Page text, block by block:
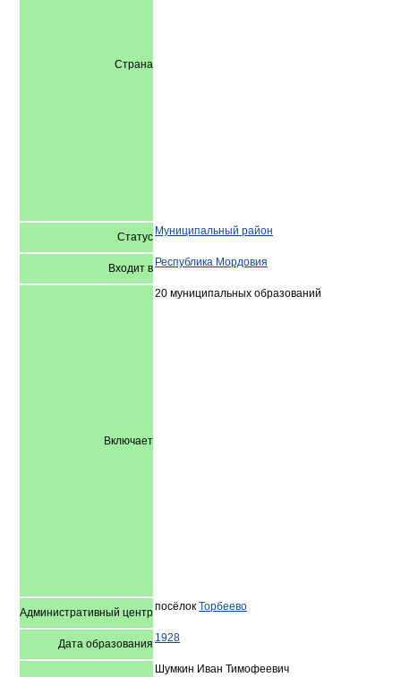
Страна
Статус Муниципальный район
Входит в Республика Мордовия
Включает
20 муниципальных образований
Административный центрпосёлок Торбеево
Дата образования 1928
Шумкин Иван Тимофеевич